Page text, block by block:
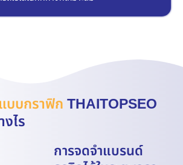
บบกราฟิก THAITOPSEO
ไร
การจดจำแบรนด์